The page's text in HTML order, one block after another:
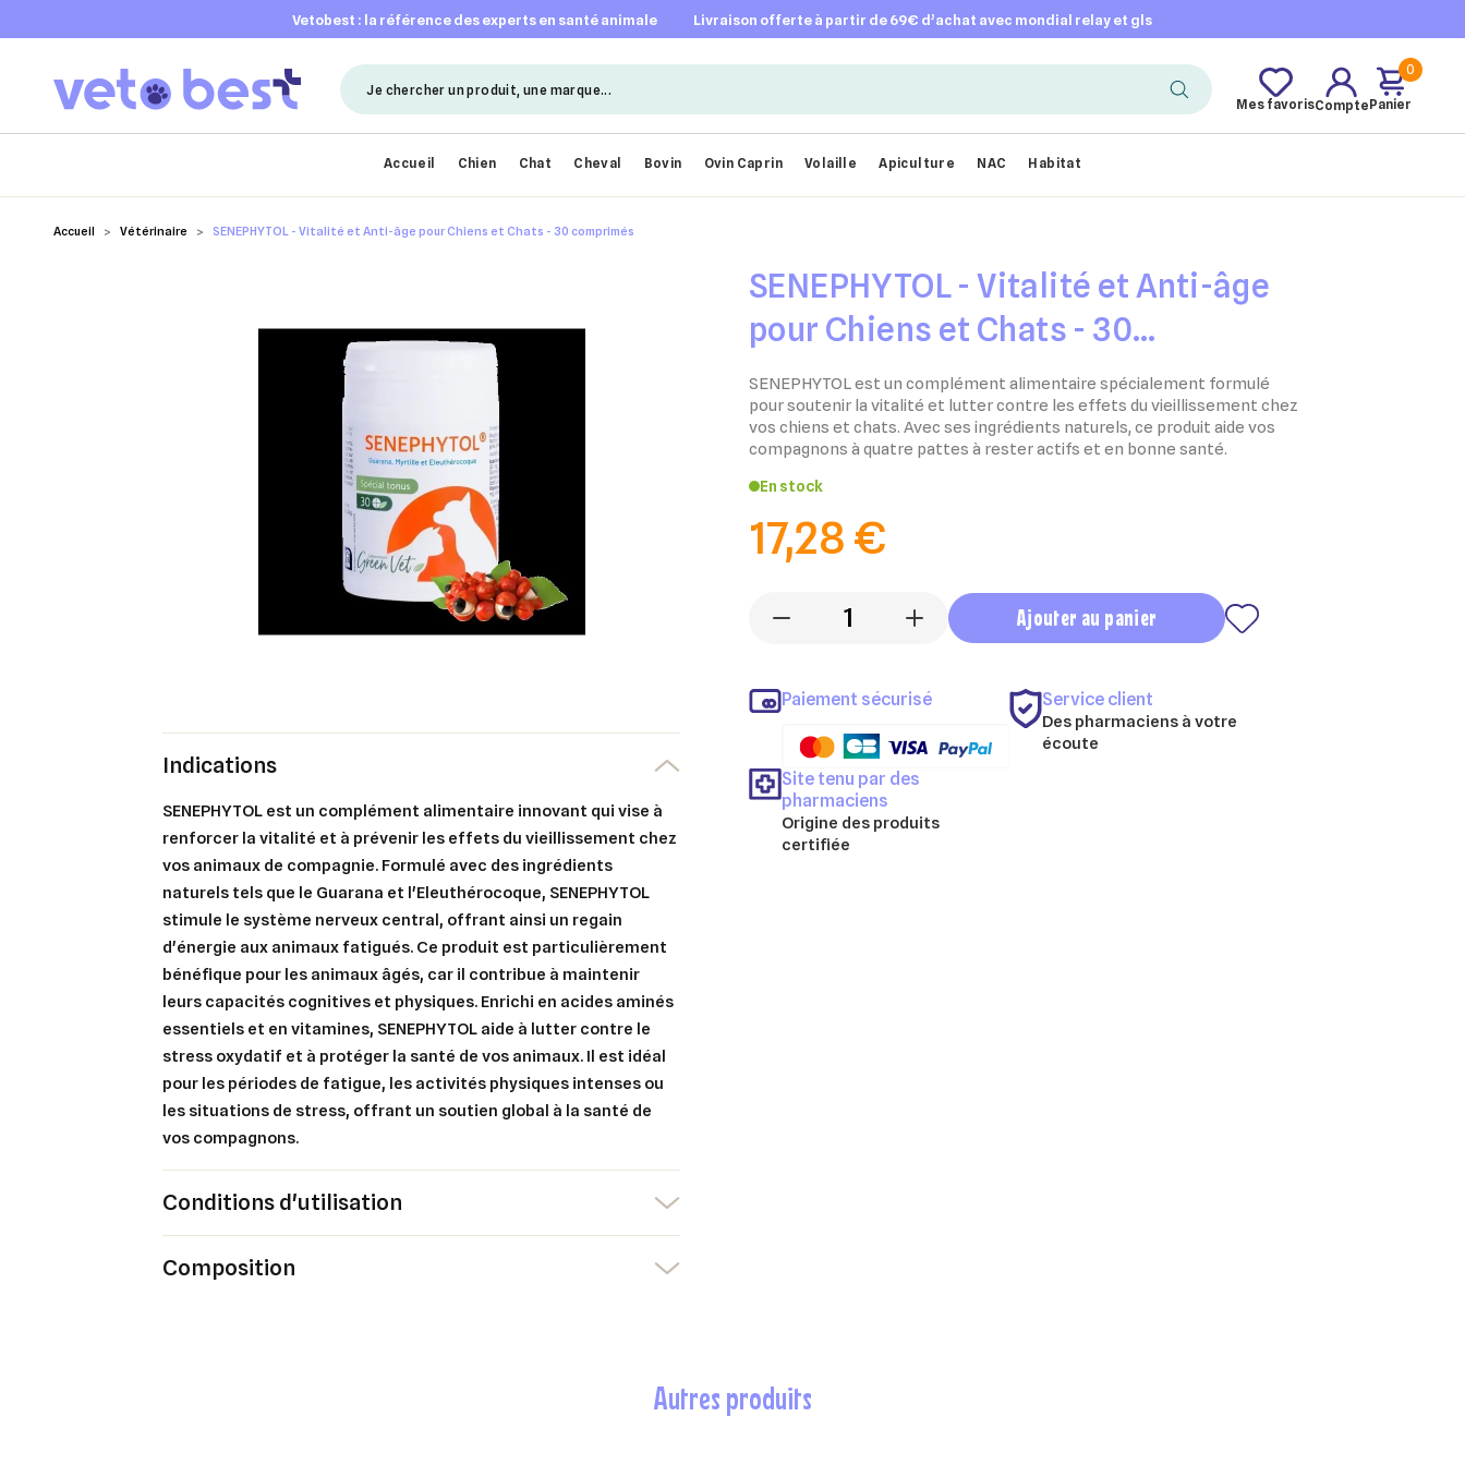
vetobest : la référence des experts en santé animale livraison offerte à partir de 69€ d’achat avec mondial relay et gls
Mes favorisCompte
0
Panier
Accueil Chien Chat Cheval Bovin Ovin Caprin Volaille Apiculture NAC Habitat
Accueil Vétérinaire SENEPHYTOL - Vitalité et Anti-âge pour Chiens et Chats - 30 comprimés
SENEPHYTOL - Vitalité et Anti-âge
pour Chiens et Chats - 30
comprimés
SENEPHYTOL est un complément alimentaire spécialement formulé
pour soutenir la vitalité et lutter contre les effets du vieillissement chez
vos chiens et chats. Avec ses ingrédients naturels, ce produit aide vos
compagnons à quatre pattes à rester actifs et en bonne santé.
En stock
17,28 €
- + Ajouter au panier
Paiement sécurisé Service client
Des pharmaciens à votre
écoute
Site tenu par des
pharmaciens
Origine des produits
certifiée
Indications
SENEPHYTOL est un complément alimentaire innovant qui vise à
renforcer la vitalité et à prévenir les effets du vieillissement chez
vos animaux de compagnie. Formulé avec des ingrédients
naturels tels que le Guarana et l'Eleuthérocoque, SENEPHYTOL
stimule le système nerveux central, offrant ainsi un regain
d'énergie aux animaux fatigués. Ce produit est particulièrement
bénéfique pour les animaux âgés, car il contribue à maintenir
leurs capacités cognitives et physiques. Enrichi en acides aminés
essentiels et en vitamines, SENEPHYTOL aide à lutter contre le
stress oxydatif et à protéger la santé de vos animaux. Il est idéal
pour les périodes de fatigue, les activités physiques intenses ou
les situations de stress, offrant un soutien global à la santé de
vos compagnons.
Conditions d'utilisation
Composition
autres produits
Ajouter à ma liste d'envies
add_circle_outline Créer une nouvelle liste
Créer une liste d'envies
Nom de la liste d'envies
Connexion
Vous devez être connecté pour ajouter des produits à votre liste d'envies.